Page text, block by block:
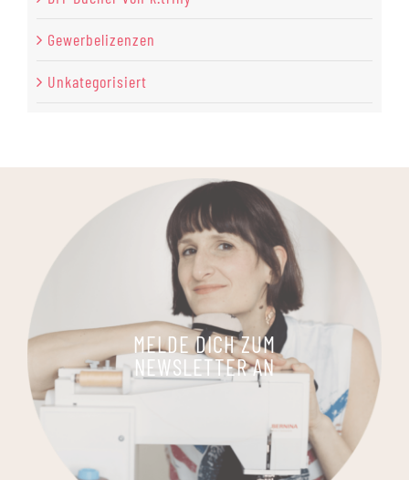
Gewerbelizenzen
Unkategorisiert
MELDE DICH ZUM
NEWSLETTER AN